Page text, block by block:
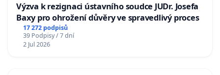
Výzva k rezignaci ústavního soudce JUDr. Josefa
Baxy pro ohrožení důvěry ve spravedlivý proces
17 272 podpisů
39 Podpisy / 7 dní
2 Jul 2026